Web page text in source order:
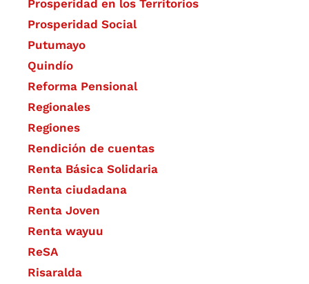
Prosperidad en los Territorios
Prosperidad Social
Putumayo
Quindío
Reforma Pensional
Regionales
Regiones
Rendición de cuentas
Renta Básica Solidaria
Renta ciudadana
Renta Joven
Renta wayuu
ReSA
Risaralda